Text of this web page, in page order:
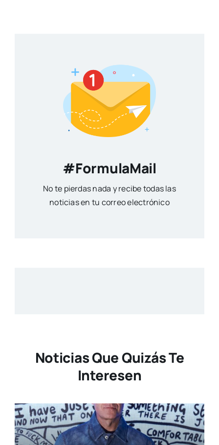
#FormulaMail
No te pierdas nada y recibe todas las
noticias en tu correo electrónico
Noticias Que Quizás Te
Interesen